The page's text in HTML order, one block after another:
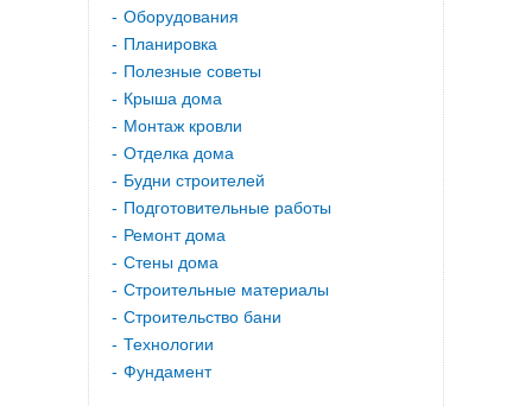
Оборудования
Планировка
Полезные советы
Крыша дома
Монтаж кровли
Отделка дома
Будни строителей
Подготовительные работы
Ремонт дома
Стены дома
Строительные материалы
Строительство бани
Технологии
Фундамент